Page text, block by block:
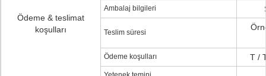
Ödeme & teslimat
koşulları
Ambalaj bilgileri
Teslim süresi
Ödeme koşulları T /